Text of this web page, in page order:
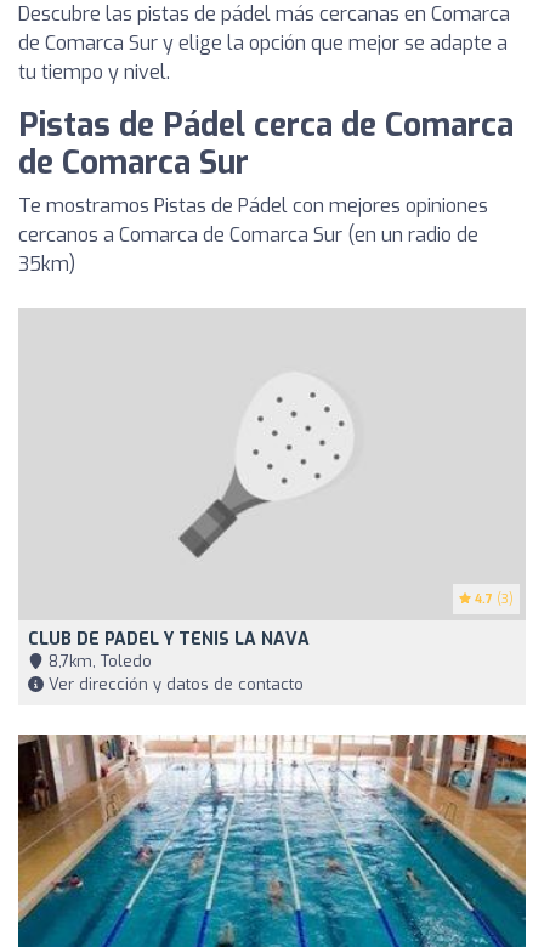
Descubre las pistas de pádel más cercanas en Comarca
de Comarca Sur y elige la opción que mejor se adapte a
tu tiempo y nivel.
Pistas de Pádel cerca de Comarca
de Comarca Sur
Te mostramos Pistas de Pádel con mejores opiniones
cercanos a Comarca de Comarca Sur (en un radio de
35km)
4.7 (3)
CLUB DE PADEL Y TENIS LA NAVA
8,7km, Toledo
Ver dirección y datos de contacto